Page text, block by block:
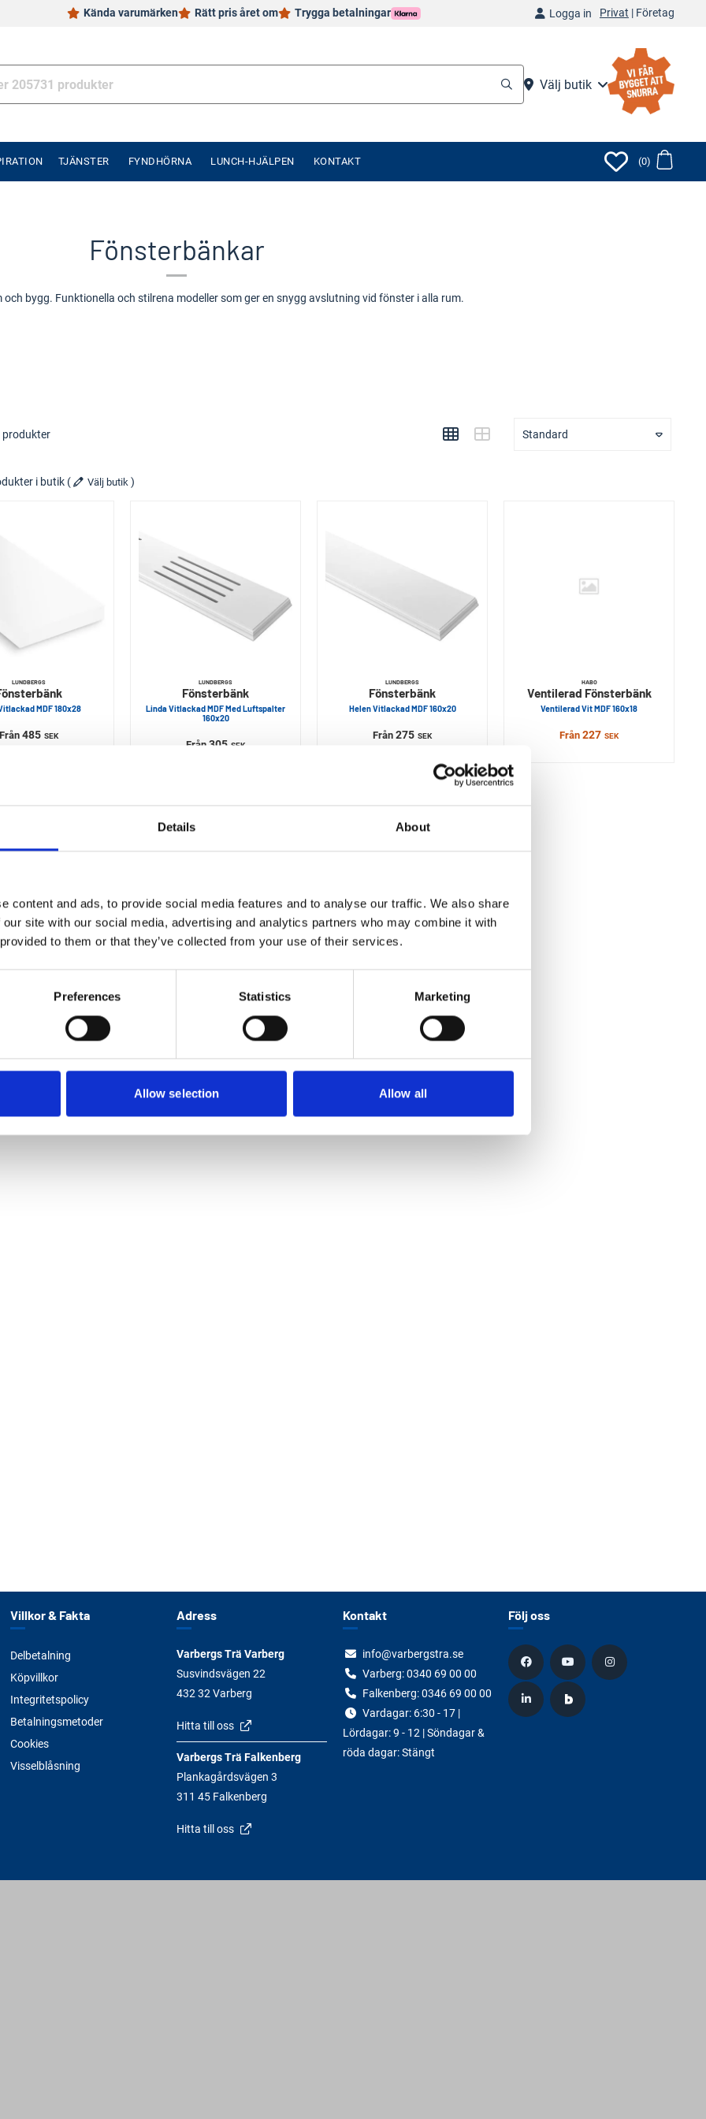
Details About
content and ads, to provide social media features and to analyse our traffic. We also share
site with our social media, advertising and analytics partners who may combine it with
to them or that they’ve collected from your use of their services.
Preferences Statistics Marketing
Allow selection Allow all
Kända varumärken Rätt pris året om Trygga betalningar Logga in Privat | Företag
Välj butik
TJÄNSTER FYNDHÖRNA LUNCH-HJÄLPEN KONTAKT (0)
Fönsterbänkar
bygg. Funktionella och stilrena modeller som ger en snygg avslutning vid fönster i alla rum.
produkter Standard
i butik ( Välj butik )
LUNDBERGS
MDF 180x28
485 SEK
LUNDBERGS
Fönsterbänk
Linda Vitlackad MDF Med Luftspalter
160x20
Från 305 SEK
LUNDBERGS
Fönsterbänk
Helen Vitlackad MDF 160x20
Från 275 SEK
HABO
Ventilerad Fönsterbänk
Ventilerad Vit MDF 160x18
Från 227 SEK
Fönsterbänk
Villkor & Fakta
Delbetalning
Köpvillkor
Integritetspolicy
Betalningsmetoder
Cookies
Visselblåsning
Adress
Varbergs Trä Varberg
Susvindsvägen 22
432 32 Varberg
Hitta till oss
Varbergs Trä Falkenberg
Plankagårdsvägen 3
311 45 Falkenberg
Hitta till oss
Kontakt
info@varbergstra.se
Varberg:0340 69 00 00
Falkenberg:0346 69 00 00
Vardagar: 6:30 - 17 |
Lördagar: 9 - 12 | Söndagar &
röda dagar: Stängt
Följ oss